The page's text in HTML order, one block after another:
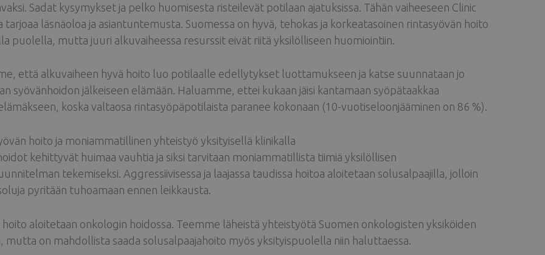
Sadat kysymykset ja pelko huomisesta risteilevät potilaan ajatuksissa. Tähän vaiheeseen Clinic
tarjoaa läsnäoloa ja asiantuntemusta. Suomessa on hyvä, tehokas ja korkeatasoinen rintasyövän hoito
puolella, mutta juuri alkuvaiheessa resurssit eivät riitä yksilölliseen huomiointiin.
että alkuvaiheen hyvä hoito luo potilaalle edellytykset luottamukseen ja katse suunnataan jo
syövänhoidon jälkeiseen elämään. Haluamme, ettei kukaan jäisi kantamaan syöpätaakkaa
koska valtaosa rintasyöpäpotilaista paranee kokonaan (10-vuotiseloonjääminen on 86 %).
hoito ja moniammatillinen yhteistyö yksityisellä klinikalla
kehittyvät huimaa vauhtia ja siksi tarvitaan moniammatillista tiimiä yksilöllisen
tekemiseksi. Aggressiivisessa ja laajassa taudissa hoitoa aloitetaan solusalpaajilla, jolloin
pyritään tuhoamaan ennen leikkausta.
hoito aloitetaan onkologin hoidossa. Teemme läheistä yhteistyötä Suomen onkologisten yksiköiden
mutta on mahdollista saada solusalpaajahoito myös yksityispuolella niin haluttaessa.